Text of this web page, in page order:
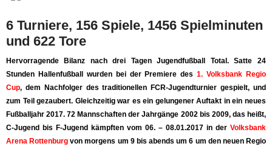
6 Turniere, 156 Spiele, 1456 Spielminuten
und 622 Tore
Hervorragende Bilanz nach drei Tagen Jugendfußball Total. Satte 24
Stunden Hallenfußball wurden bei der Premiere des1. Volksbank Regio
Cup, dem Nachfolger des traditionellen FCR-Jugendturnier gespielt, und
zum Teil gezaubert. Gleichzeitig war es ein gelungener Auftakt in ein neues
Fußballjahr 2017. 72 Mannschaften der Jahrgänge 2002 bis 2009, das heißt,
C-Jugend bis F-Jugend kämpften vom 06. – 08.01.2017 in der Volksbank
Arena Rottenburg von morgens um 9 bis abends um 6 um den neuen Regio